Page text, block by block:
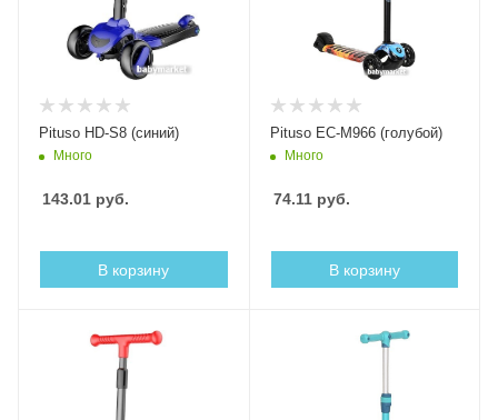
Pituso HD-S8 (синий)
Много
143.01 руб.
В корзину
Pituso EC-M966 (голубой)
Много
74.11руб.
В корзину